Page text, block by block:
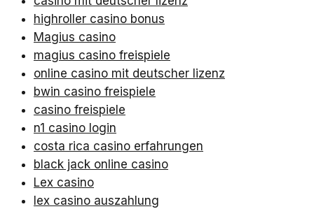
highroller casino bonus
Magius casino
magius casino freispiele
online casino mit deutscher lizenz
bwin casino freispiele
casino freispiele
n1 casino login
costa rica casino erfahrungen
black jack online casino
Lex casino
lex casino auszahlung